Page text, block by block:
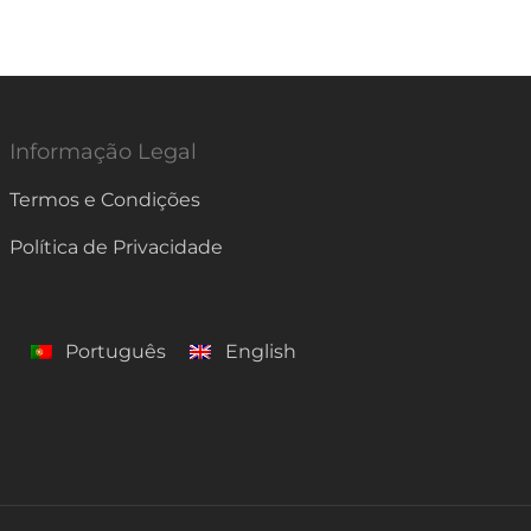
Informação Legal
Termos e Condições
Política de Privacidade
Português English